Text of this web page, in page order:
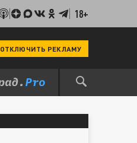
18+
ОТКЛЮЧИТЬ РЕКЛАМУ